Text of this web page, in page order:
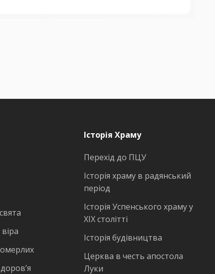
Історія Храму
Перехід до ПЦУ
Історія храму в радянський
період
Історія Успенського храму у
ХІХ столітті
Історія будівництва
Церква в честь апостола
Луки